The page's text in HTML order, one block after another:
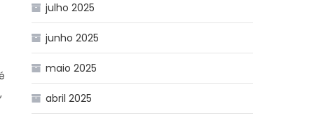
julho 2025
junho 2025
maio 2025
abril 2025